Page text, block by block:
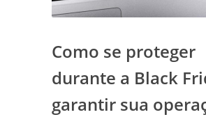
Como se proteger
durante a Black
garantir sua